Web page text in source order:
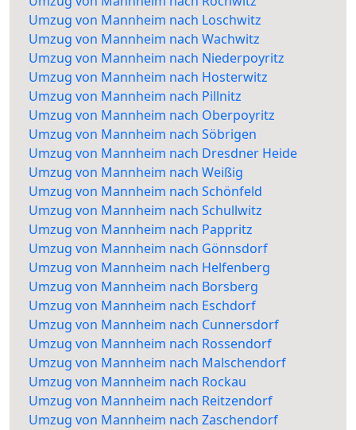
Umzug von Mannheim nach Loschwitz
Umzug von Mannheim nach Wachwitz
Umzug von Mannheim nach Niederpoyritz
Umzug von Mannheim nach Hosterwitz
Umzug von Mannheim nach Pillnitz
Umzug von Mannheim nach Oberpoyritz
Umzug von Mannheim nach Söbrigen
Umzug von Mannheim nach Dresdner Heide
Umzug von Mannheim nach Weißig
Umzug von Mannheim nach Schönfeld
Umzug von Mannheim nach Schullwitz
Umzug von Mannheim nach Pappritz
Umzug von Mannheim nach Gönnsdorf
Umzug von Mannheim nach Helfenberg
Umzug von Mannheim nach Borsberg
Umzug von Mannheim nach Eschdorf
Umzug von Mannheim nach Cunnersdorf
Umzug von Mannheim nach Rossendorf
Umzug von Mannheim nach Malschendorf
Umzug von Mannheim nach Rockau
Umzug von Mannheim nach Reitzendorf
Umzug von Mannheim nach Zaschendorf